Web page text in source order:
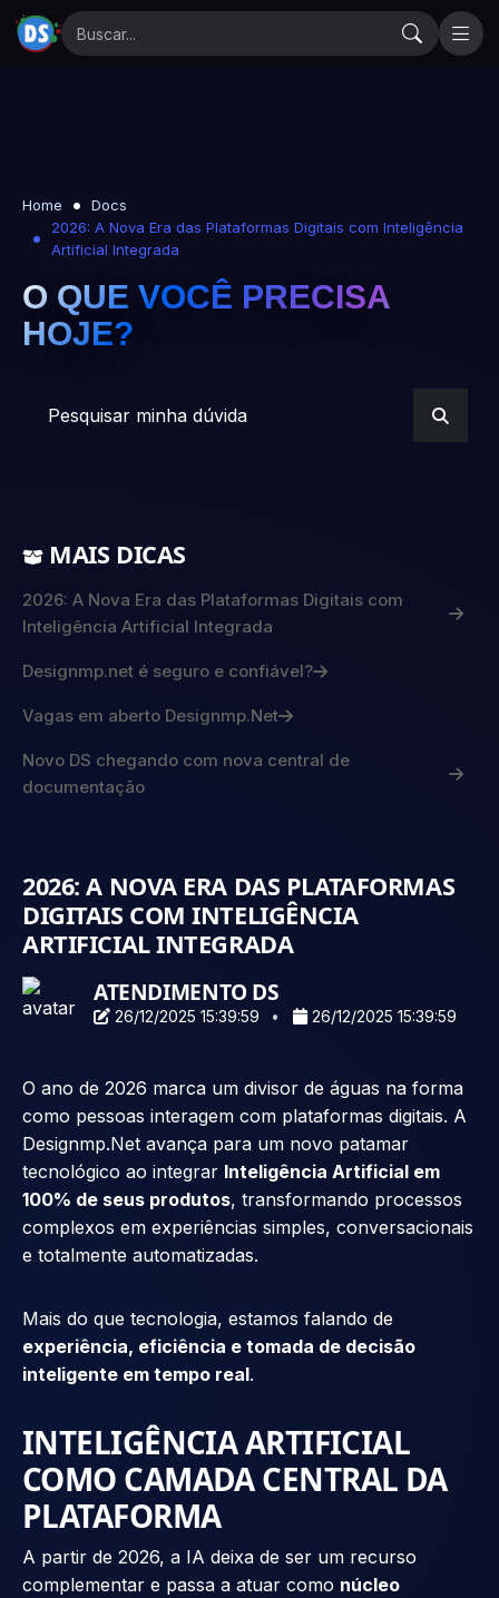
Home
Docs
2026: A Nova Era das Plataformas Digitais com Inteligência
Artificial Integrada
O QUE VOCÊ PRECISA
HOJE?
MAIS DICAS
2026: A Nova Era das Plataformas Digitais com
Inteligência Artificial Integrada
Designmp.net é seguro e confiável?
Vagas em aberto Designmp.Net
Novo DS chegando com nova central de
documentação
2026: A NOVA ERA DAS PLATAFORMAS
DIGITAIS COM INTELIGÊNCIA
ARTIFICIAL INTEGRADA
ATENDIMENTO DS
26/12/2025 15:39:59 26/12/2025 15:39:59
O ano de 2026 marca um divisor de águas na forma
como pessoas interagem com plataformas digitais. A
Designmp.Net avança para um novo patamar
tecnológico ao integrar Inteligência Artificial em
100% de seus produtos, transformando processos
complexos em experiências simples, conversacionais
e totalmente automatizadas.
Mais do que tecnologia, estamos falando de
experiência, eficiência e tomada de decisão
inteligente em tempo real.
INTELIGÊNCIA ARTIFICIAL
COMO CAMADA CENTRAL DA
PLATAFORMA
A partir de 2026, a IA deixa de ser um recurso
complementar e passa a atuar como núcleo